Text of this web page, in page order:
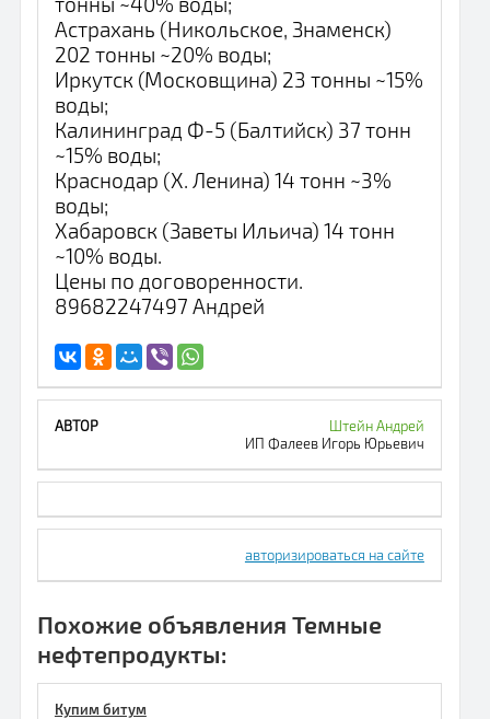
Астрахань (Никольское, Знаменск)
202 тонны ~20% воды;
Иркутск (Московщина) 23 тонны ~15%
воды;
Калининград Ф-5 (Балтийск) 37 тонн
~15% воды;
Краснодар (Х. Ленина) 14 тонн ~3%
воды;
Хабаровск (Заветы Ильича) 14 тонн
~10% воды.
Цены по договоренности.
89682247497 Андрей
Штейн Андрей
ИП Фалеев Игорь Юрьевич
авторизироваться на сайте
Похожие объявления Темные
нефтепродукты:
Купим битум